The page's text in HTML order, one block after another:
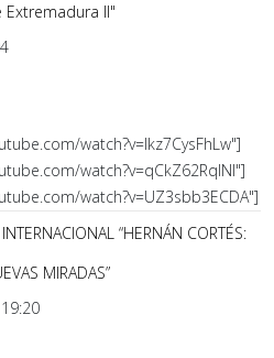
Extremadura II"
watch?v=lkz7CysFhLw"]
watch?v=qCkZ62RqlNI"]
watch?v=UZ3sbb3ECDA"]
“HERNÁN CORTÉS:
MIRADAS”